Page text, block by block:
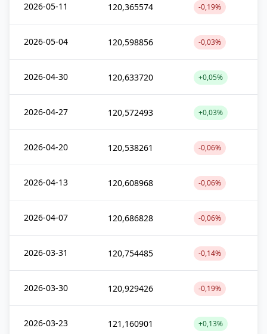
2026-05-11 120,365574 -0,19%
2026-05-04 120,598856 -0,03%
2026-04-30 120,633720 +0,05%
2026-04-27 120,572493 +0,03%
2026-04-20 120,538261 -0,06%
2026-04-13 120,608968 -0,06%
2026-04-07 120,686828 -0,06%
2026-03-31 120,754485 -0,14%
2026-03-30 120,929426 -0,19%
2026-03-23 121,160901 +0,13%